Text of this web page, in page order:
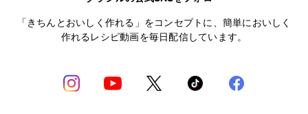
「きちんとおいしく作れる」をコンセプトに、簡単においしく
作れるレシピ動画を毎日配信しています。